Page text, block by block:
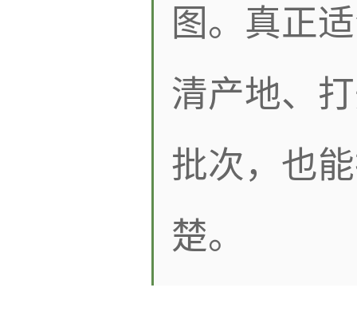
图。真正
清产地、
批次，也
楚。